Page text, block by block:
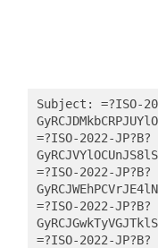
Subject: =?ISO-
=?ISO-2022-JP?B?
=?ISO-2022-JP?B?
=?ISO-2022-JP?B?
=?ISO-2022-JP?B?